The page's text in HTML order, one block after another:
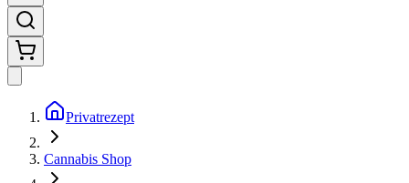
Privatrezept
Cannabis Shop